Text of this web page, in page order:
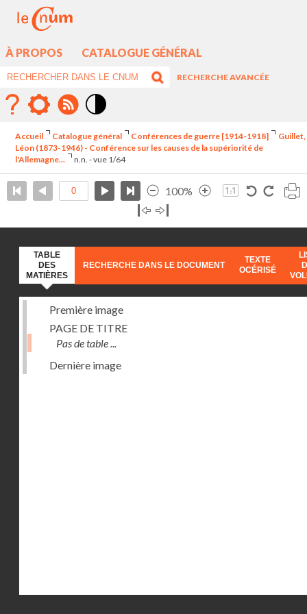
À PROPOS CATALOGUE GÉNÉRAL
RECHERCHE AVANCÉE
élévé
Accueil Catalogue général Conférences de guerre [1914-1918]
Guillet,
Léon (1873-1946) - Conférence sur les causes de la supériorité de
l'Allemagne...
n.n. - vue 1/64
100%
TABLE
DES
MATIÈRES
RECHERCHE DANS LE DOCUMENT
TEXTE
OCÉRISÉ
Première image
PAGE DE TITRE
Pas de table ...
Dernière image